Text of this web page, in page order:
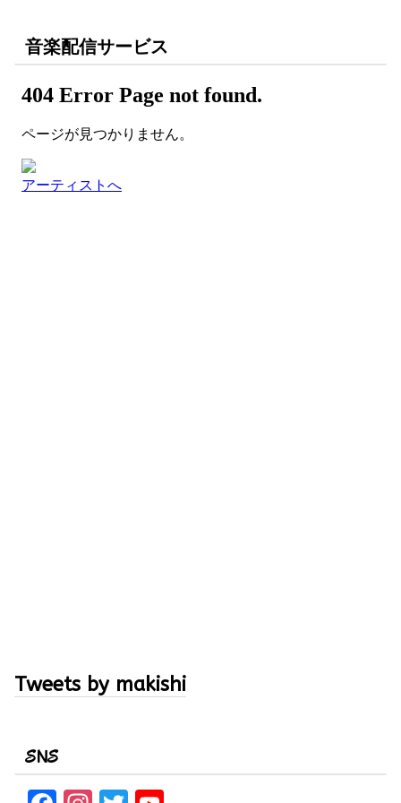
音楽配信サービス
Tweets by makishi
SNS